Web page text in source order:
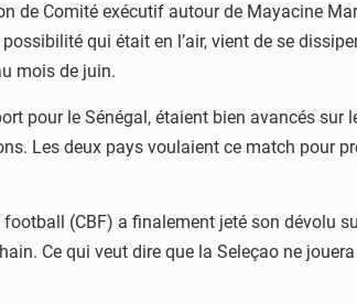
de Comité exécutif autour de Mayacine
qui était en l’air, vient de se
mois de juin.
pour le Sénégal, étaient bien avancés sur
Les deux pays voulaient ce match pour
(CBF) a finalement jeté son dévolu
Ce qui veut dire que la Seleçao ne